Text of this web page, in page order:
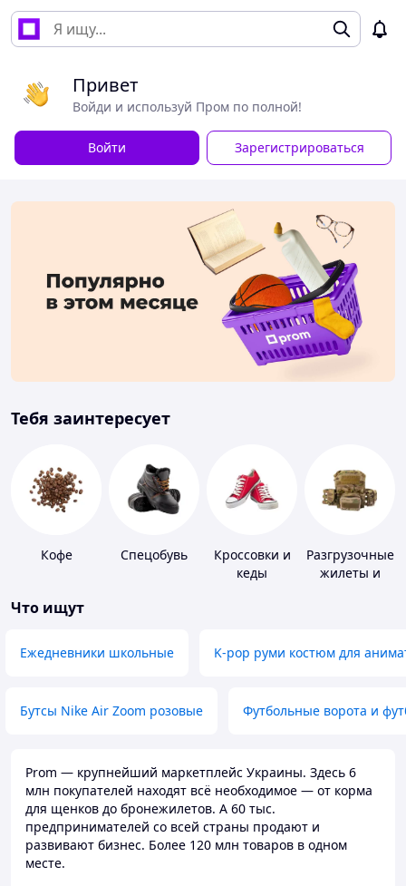
Привет
Войди и используй Пром по полной!
Войти Зарегистрироваться
Тебя заинтересует
Кофе Спецобувь
Кроссовки и
кеды
Разгрузочные
жилеты и
Что ищут
Ежедневники школьные K-pop руми костюм для
Бутсы Nike Air Zoom розовые Футбольные ворота и
Prom — крупнейший маркетплейс Украины. Здесь 6
млн покупателей находят всё необходимое — от корма
для щенков до бронежилетов. А 60 тыс.
предпринимателей со всей страны продают и
развивают бизнес. Более 120 млн товаров в одном
месте.